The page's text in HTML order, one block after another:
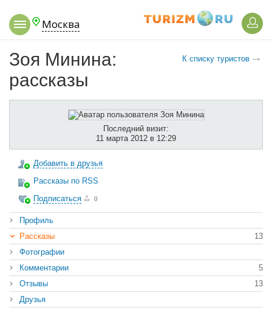
Москва
К списку туристов
Зоя Минина:
рассказы
Последний визит:
11 марта 2012 в 12:29
Добавить в друзья
Рассказы по RSS
Подписаться
0
Профиль
Рассказы
13
Фотографии
Комментарии
5
Отзывы
13
Друзья